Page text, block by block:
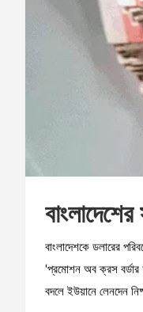
বাংলাদেশকে ডলারের
‘প্রমোশন অব ক্রস বর্ডার
বদলে ইউয়ানে লেনদেন